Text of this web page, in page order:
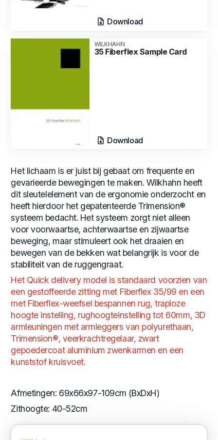
Download
WILKHAHN
35 Fiberflex Sample Card
Download
Het lichaam is er juist bij gebaat om frequente en
gevarieerde bewegingen te maken. Wilkhahn heeft
dit sleutelelement van de ergonomie onderzocht en
heeft hierdoor het gepatenteerde Trimension®
systeem bedacht. Het systeem zorgt niet alleen
voor voorwaartse, achterwaartse en zijwaartse
beweging, maar stimuleert ook het draaien en
bewegen van de bekken wat belangrijk is voor de
stabiliteit van de ruggengraat.
Het Quick delivery model is standaard voorzien van
een gestoffeerde zitting met Fiberflex 35/99 en een
met Fiberflex-weefsel bespannen rug, traploze
hoogte instelling, rughoogteinstelling tot 60mm, 3D
armleuningen met armleggers van polyurethaan,
Trimension®, veerkrachtregelaar, zwart
gepoedercoat aluminium zwenkarmen en een
kunststof kruisvoet.
Afmetingen: 69x66x97-109cm (BxDxH)
Zithoogte: 40-52cm